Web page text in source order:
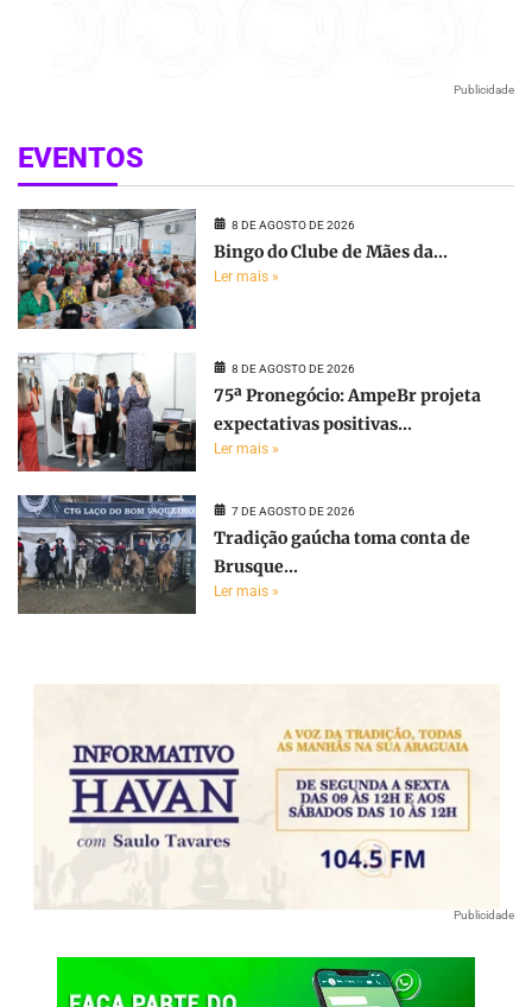
Publicidade
EVENTOS
8 DE AGOSTO DE 2026
Bingo do Clube de Mães da...
Ler mais »
8 DE AGOSTO DE 2026
75ª Pronegócio: AmpeBr projeta
expectativas positivas...
Ler mais »
7 DE AGOSTO DE 2026
Tradição gaúcha toma conta de
Brusque...
Ler mais »
Publicidade